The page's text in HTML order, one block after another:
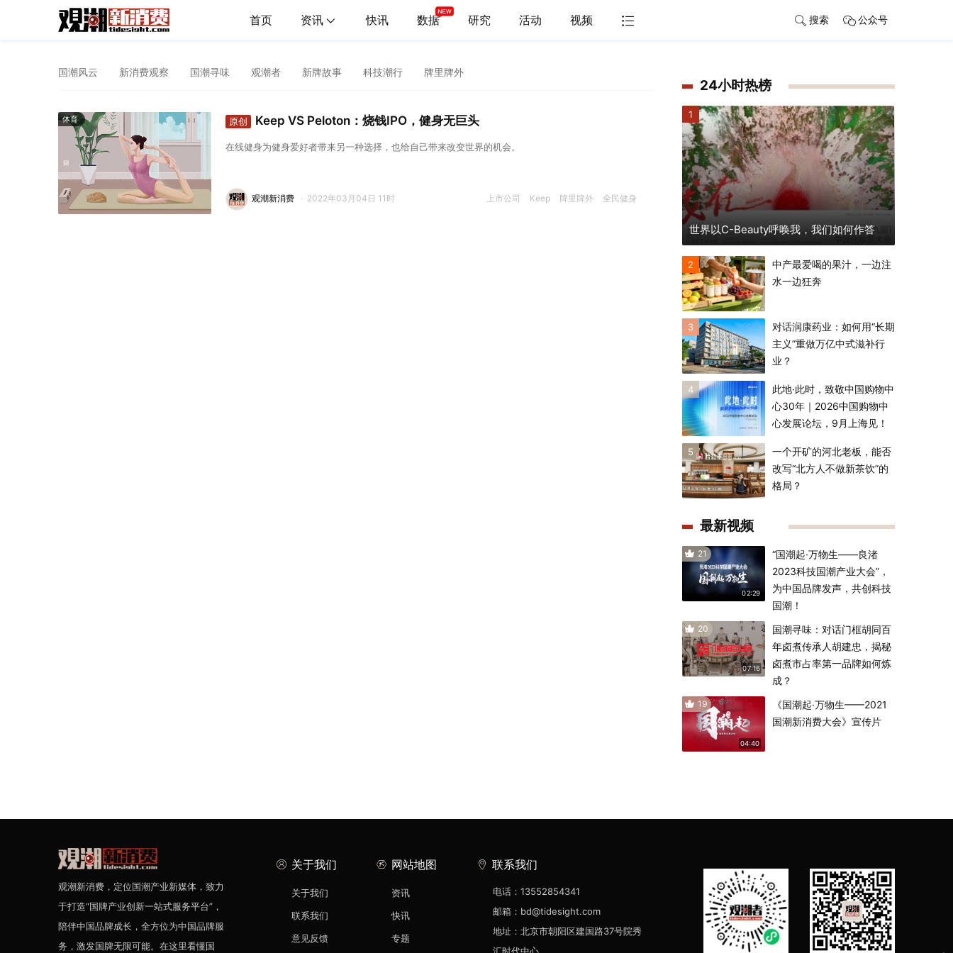
首页 资讯 快讯 数据 研究 活动 视频 搜索 公众号
国潮风云 新消费观察 国潮寻味 观潮者 新牌故事 科技潮行 牌里牌外
体育 原创 Keep VS Peloton：烧钱IPO，健身无巨头
在线健身为健身爱好者带来另一种选择，也给自己带来改变世界的机会。
上市公司 Keep 牌里牌外 全民健身
观潮新消费 · 2022年03月04日 11时
24小时热榜
1
世界以C-Beauty呼唤我，我们如何作答
2
中产最爱喝的果汁，一边注
水一边狂奔
3
对话润康药业：如何用“长期
主义”重做万亿中式滋补行
业？
4
此地·此时，致敬中国购物中
心30年｜2026中国购物中
心发展论坛，9月上海见！
5
一个开矿的河北老板，能否
改写“北方人不做新茶饮”的
格局？
最新视频
21
02:29
“国潮起·万物生——良渚
2023科技国潮产业大会”，
为中国品牌发声，共创科技
国潮！
20
07:16
国潮寻味：对话门框胡同百
年卤煮传承人胡建忠，揭秘
卤煮市占率第一品牌如何炼
成？
19
04:40
《国潮起·万物生——2021
国潮新消费大会》宣传片
观潮新消费，定位国潮产业新媒体，致力
于打造“国牌产业创新一站式服务平台”，
陪伴中国品牌成长，全方位为中国品牌服
务，激发国牌无限可能。在这里看懂国
关于我们
关于我们
联系我们
意见反馈
网站地图
资讯
快讯
专题
联系我们
电话：13552854341
邮箱：bd@tidesight.com
地址：北京市朝阳区建国路37号院秀